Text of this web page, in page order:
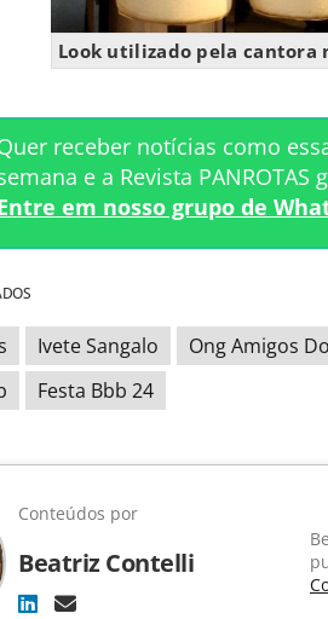
Look utilizado pela cantora
receber notícias como
e a Revista PANROTAS
em nosso grupo de
Ivete Sangalo Ong Amigos
Festa Bbb 24
Conteúdos por
Beatriz Contelli